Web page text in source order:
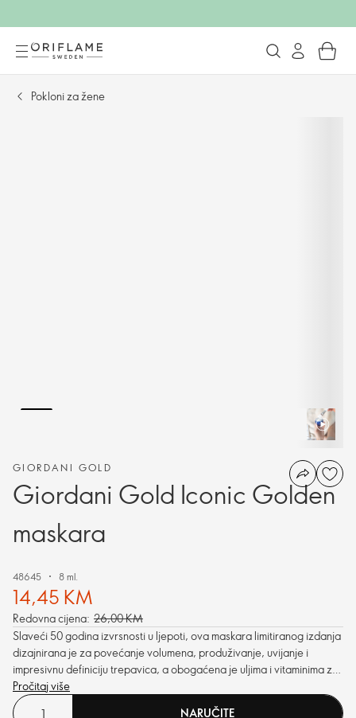
Pokloni za žene
GIORDANI GOLD
Giordani Gold Iconic Golden
maskara
48645 8 ml.
14,45 KM
Redovna cijena: 26,00 KM
Slaveći 50 godina izvrsnosti u ljepoti, ova maskara limitiranog izdanja
dizajnirana je za povećanje volumena, produživanje, uvijanje i
impresivnu definiciju trepavica, a obogaćena je uljima i vitaminima za
njegu i jačanje.
Pročitaj više
NARUČITE